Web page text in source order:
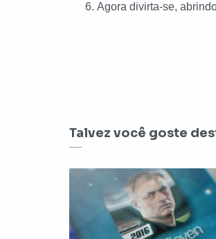
Agora divirta-se,
Talvez você goste